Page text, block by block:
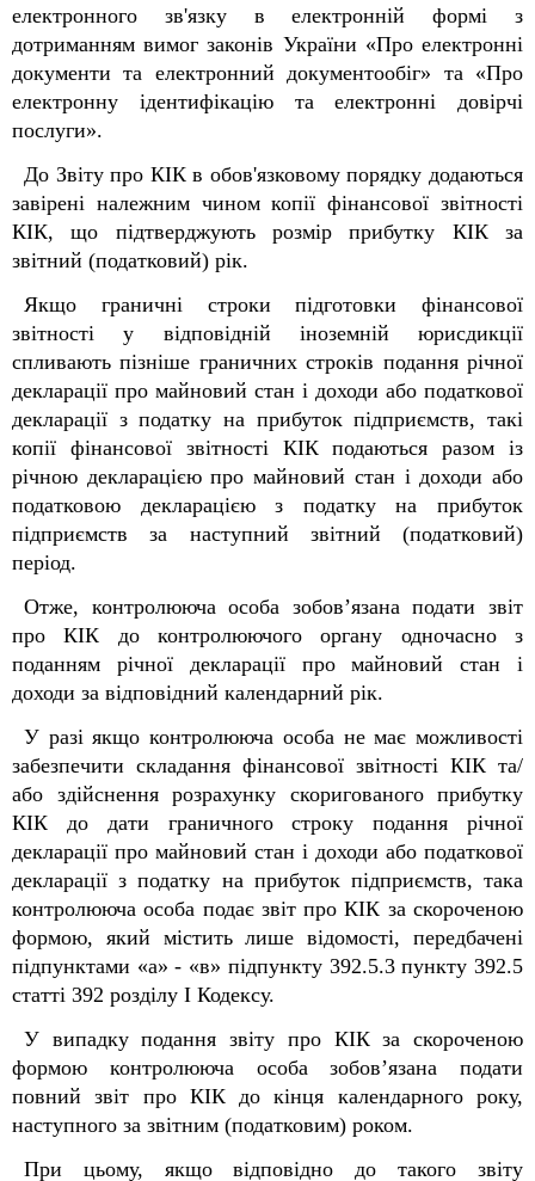
електронного зв'язку в електронній формі з
дотриманням вимог законів України «Про електронні
документи та електронний документообіг» та «Про
електронну ідентифікацію та електронні довірчі
послуги».
До Звіту про КІК в обов'язковому порядку додаються
завірені належним чином копії фінансової звітності
КІК, що підтверджують розмір прибутку КІК за
звітний (податковий) рік.
Якщо граничні строки підготовки фінансової
звітності у відповідній іноземній юрисдикції
спливають пізніше граничних строків подання річної
декларації про майновий стан і доходи або податкової
декларації з податку на прибуток підприємств, такі
копії фінансової звітності КІК подаються разом із
річною декларацією про майновий стан і доходи або
податковою декларацією з податку на прибуток
підприємств за наступний звітний (податковий)
період.
Отже, контролююча особа зобов’язана подати звіт
про КІК до контролюючого органу одночасно з
поданням річної декларації про майновий стан і
доходи за відповідний календарний рік.
У разі якщо контролююча особа не має можливості
забезпечити складання фінансової звітності КІК та/
або здійснення розрахунку скоригованого прибутку
КІК до дати граничного строку подання річної
декларації про майновий стан і доходи або податкової
декларації з податку на прибуток підприємств, така
контролююча особа подає звіт про КІК за скороченою
формою, який містить лише відомості, передбачені
підпунктами «а» - «в» підпункту 392.5.3 пункту 392.5
статті 392 розділу I Кодексу.
У випадку подання звіту про КІК за скороченою
формою контролююча особа зобов’язана подати
повний звіт про КІК до кінця календарного року,
наступного за звітним (податковим) роком.
При цьому, якщо відповідно до такого звіту